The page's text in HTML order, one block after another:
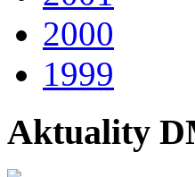
2000
1999
Aktuality